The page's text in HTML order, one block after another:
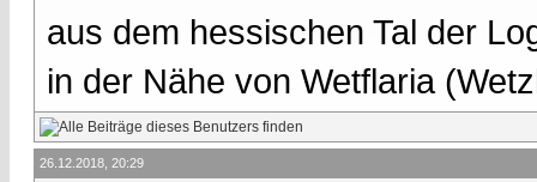
aus dem hessischen Tal der
in der Nähe von Wetflaria
26.12.2018, 20:29